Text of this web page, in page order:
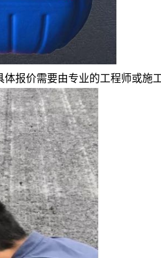
报价需要由专业的工程师或施